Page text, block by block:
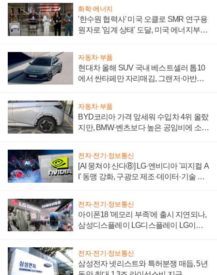
화학·에너지
'한수원 협력사' 미국 오클로 SMR 연구용
원자로 '임계 상태' 도달, 미국 에너지부
자동차·부품
현대차 올해 SUV 국내 베스트셀러 톱10
에서 싼타페만 자리매김, 그랜저·아반떼
자동차·부품
BYD코리아 가격 앞세워 수입차 4위 올랐
지만, BMW·벤츠보다 높은 공임비에 소비
전자·전기·정보통신
[AI 뭉쳐야 산다⑧] LG·엔비디아 '피지컬 A
I' 동맹 강화, 구광모 제조·데이터·기술 결
전자·전기·정보통신
아이폰18 '메모리 부족'에 출시 지연되나,
삼성디스플레이 LG디스플레이 LG이노
전자·전기·정보통신
삼성전자 넷리스트와 특허분쟁 매듭, 5년